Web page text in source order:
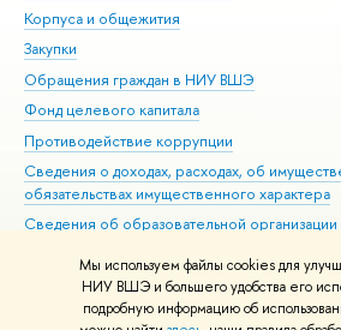
Мы используем файлы cookies для
НИУ ВШЭ и большего удобства его
подробную информацию об
Корпуса и общежития
Закупки
Обращения граждан в НИУ ВШЭ
Фонд целевого капитала
Противодействие коррупции
Сведения о доходах, расходах, об
обязательствах имущественного характера
Сведения об образовательной организации
Людям с ограниченными возможностями
Единая платежная страница
Работа в Вышке